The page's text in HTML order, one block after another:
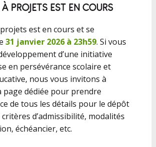
PROJETS EST EN COURS
est en cours et se
31 janvier 2026 à 23h59. Si vous
d’une initiative
en persévérance scolaire et
nous vous invitons à
page dédiée pour prendre
de tous les détails pour le dépôt
critères d’admissibilité, modalités
échéancier, etc.